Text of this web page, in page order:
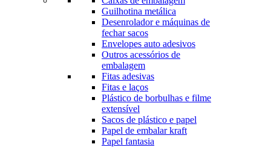
Guilhotina metálica
Desenrolador e máquinas de
fechar sacos
Envelopes auto adesivos
Outros acessórios de
embalagem
Fitas adesivas
Fitas e laços
Plástico de borbulhas e filme
extensível
Sacos de plástico e papel
Papel de embalar kraft
Papel fantasia